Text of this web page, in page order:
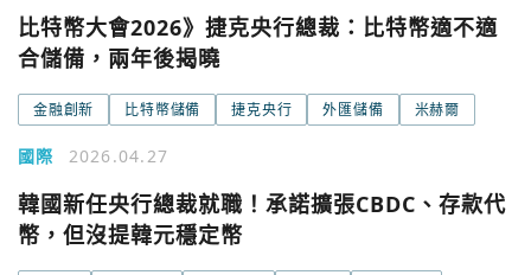
比特幣大會2026》捷克央行總裁：比特幣適不適
合儲備，兩年後揭曉
金融創新 比特幣儲備 捷克央行 外匯儲備 米赫爾
國際 2026.04.27
韓國新任央行總裁就職！承諾擴張CBDC、存款代
幣，但沒提韓元穩定幣
Email
關閉